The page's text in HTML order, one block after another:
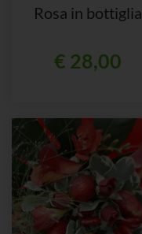
Rosa in bottiglia
€ 28,00